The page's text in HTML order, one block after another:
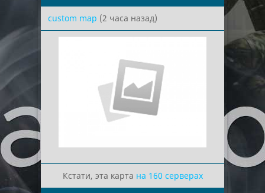
custom map (2 часа назад)
Кстати, эта карта на 160 серверах